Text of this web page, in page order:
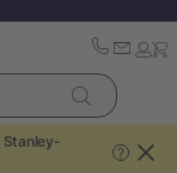
Stanley-
?